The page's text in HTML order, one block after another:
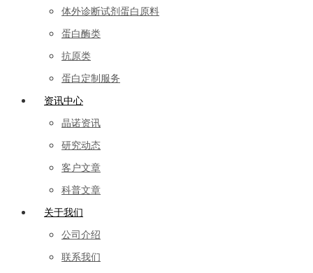
体外诊断试剂蛋白原料
蛋白酶类
抗原类
蛋白定制服务
资讯中心
晶诺资讯
研究动态
客户文章
科普文章
关于我们
公司介绍
联系我们